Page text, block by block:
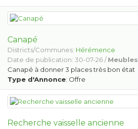
Canapé
Districts/Communes: Hérémence
Date de publication: 30-07-26 /Meubles
Canapé à donner 3 places très bon état
Type d'Annonce: Offre
Recherche vaisselle ancienne